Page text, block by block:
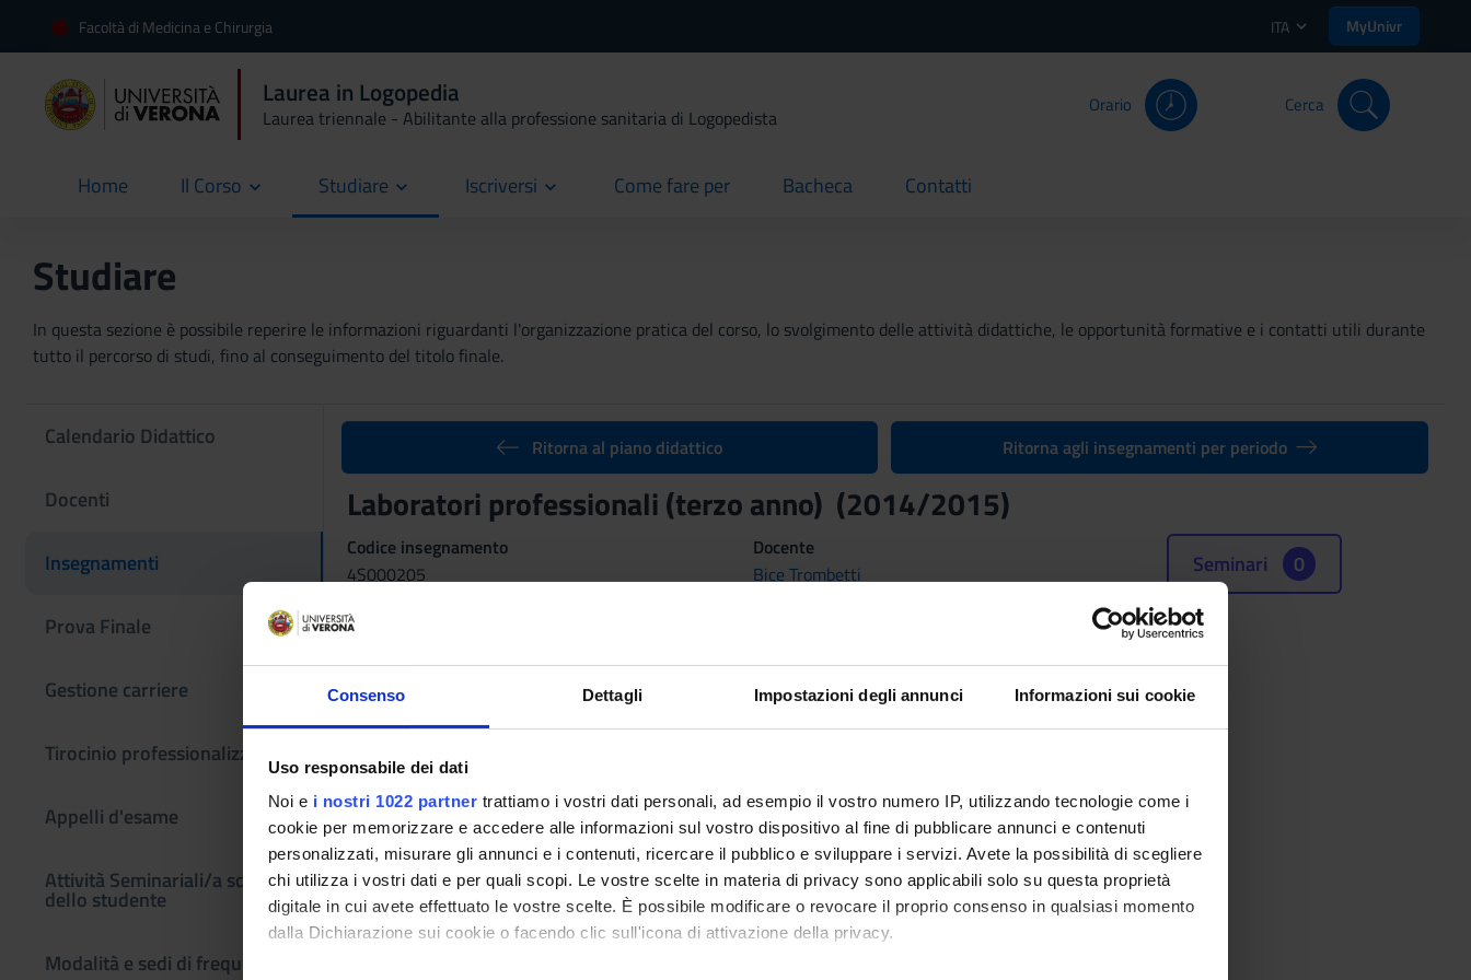
Consenso Dettagli Impostazioni degli annunci Informazioni sui cookie
Uso responsabile dei dati
Noi e i nostri 1022 partner trattiamo i vostri dati personali, ad esempio il vostro numero IP, utilizzando tecnologie come i
cookie per memorizzare e accedere alle informazioni sul vostro dispositivo al fine di pubblicare annunci e contenuti
personalizzati, misurare gli annunci e i contenuti, ricercare il pubblico e sviluppare i servizi. Avete la possibilità di scegliere
chi utilizza i vostri dati e per quali scopi. Le vostre scelte in materia di privacy sono applicabili solo su questa proprietà
digitale in cui avete effettuato le vostre scelte. È possibile modificare o revocare il proprio consenso in qualsiasi momento
dalla Dichiarazione sui cookie o facendo clic sull'icona di attivazione della privacy.
Facoltà di Medicina e Chirurgia ITA MyUnivr
Laurea in Logopedia
Laurea triennale - Abilitante alla professione sanitaria di Logopedista
Orario Cerca
Home
current Il Corso Studiare Iscriversi Come fare per
current Bacheca
current Contatti
current
Studiare
In questa sezione è possibile reperire le informazioni riguardanti l'organizzazione pratica del corso, lo svolgimento delle attività didattiche, le opportunità formative e i contatti utili durante
tutto il percorso di studi, fino al conseguimento del titolo finale.
Calendario Didattico
Docenti
Insegnamenti
Prova Finale
Gestione carriere
Tirocinio professionalizzante
Appelli d'esame
Attività Seminariali/a scelta
dello studente
Modalità e sedi di frequenza
Ritorna al piano didattico Ritorna agli insegnamenti per periodo
Laboratori professionali (terzo anno) (2014/2015)
Codice insegnamento
4S000205
Docente
Bice Trombetti
Coordinatore
Lingua di erogazione
Settore Scientifico Disciplinare (SSD)
Periodo
Seminari 0